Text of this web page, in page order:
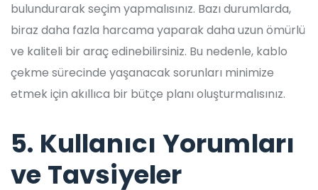
bulundurarak seçim yapmalısınız. Bazı durumlarda,
biraz daha fazla harcama yaparak daha uzun ömürlü
ve kaliteli bir araç edinebilirsiniz. Bu nedenle, kablo
çekme sürecinde yaşanacak sorunları minimize
etmek için akıllıca bir bütçe planı oluşturmalısınız.
5. Kullanıcı Yorumları
ve Tavsiyeler